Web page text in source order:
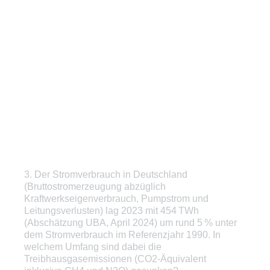
Question
Title
3. Der Stromverbrauch in Deutschland
(Bruttostromerzeugung abzüglich
Kraftwerkseigenverbrauch, Pumpstrom und
Leitungsverlusten) lag 2023 mit 454 TWh
(Abschätzung UBA, April 2024) um rund 5 % unter
dem Stromverbrauch im Referenzjahr 1990. In
welchem Umfang sind dabei die
Treibhausgasemissionen (CO2-Äquivalent